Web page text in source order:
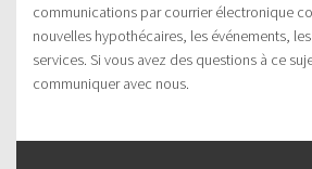
communications par courrier électronique
nouvelles hypothécaires, les événements,
services. Si vous avez des questions à ce
communiquer avec nous.